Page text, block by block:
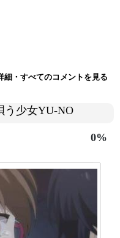
細・すべてのコメントを見る
う少女YU-NO
0%